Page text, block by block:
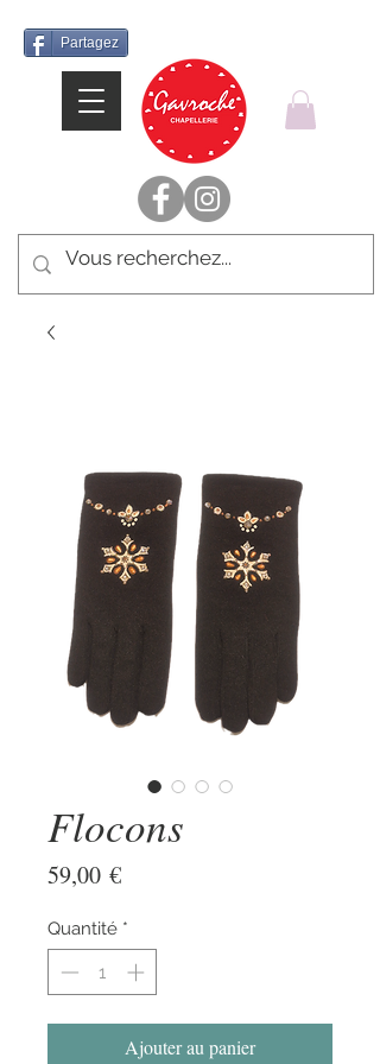
Partagez
Flocons
59,00 €Prix
Quantité *
Ajouter au panier